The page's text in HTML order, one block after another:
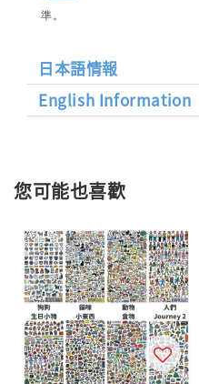
準。
日本語情報
English Information
您可能也喜歡